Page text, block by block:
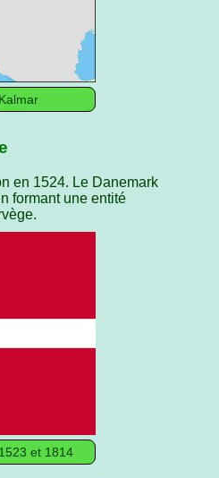
en 1524. Le Danemark
formant une entité
et 1814